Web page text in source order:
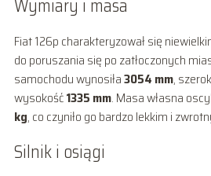
Wymiary i masa
Fiat 126p charakteryzował się
do poruszania się po zatłoczonych
samochodu wynosiła3054 mm,
wysokość1335 mm. Masa własna
kg, co czyniło go bardzo lekkim i
Silnik i osiągi